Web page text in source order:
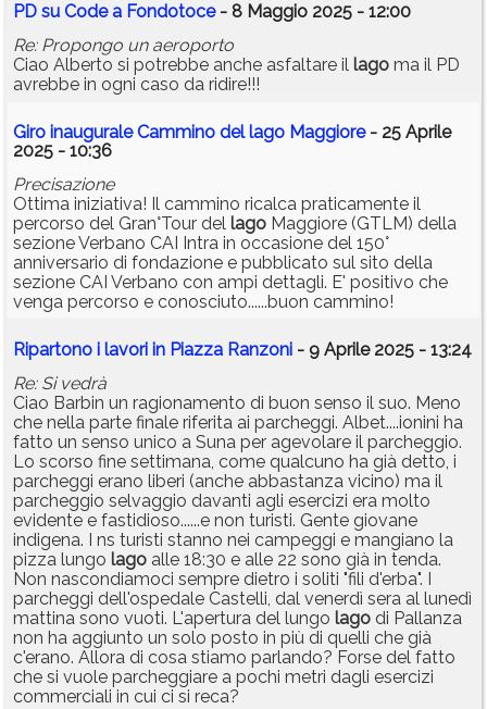
PD su Code a Fondotoce- 8 Maggio 2025 - 12:00
Re: Propongo un aeroporto
Ciao Alberto si potrebbe anche asfaltare il lago ma il PD
avrebbe in ogni caso da ridire!!!
Giro inaugurale Cammino del lago Maggiore- 25 Aprile
2025 - 10:36
Precisazione
Ottima iniziativa! Il cammino ricalca praticamente il
percorso del Gran°Tour del lago Maggiore (GTLM) della
sezione Verbano CAI Intra in occasione del 150°
anniversario di fondazione e pubblicato sul sito della
sezione CAI Verbano con ampi dettagli. E' positivo che
venga percorso e conosciuto......buon cammino!
Ripartono i lavori in Piazza Ranzoni - 9 Aprile 2025 - 13:24
Re: Si vedrà
Ciao Barbin un ragionamento di buon senso il suo. Meno
che nella parte finale riferita ai parcheggi. Albet....ionini ha
fatto un senso unico a Suna per agevolare il parcheggio.
Lo scorso fine settimana, come qualcuno ha già detto, i
parcheggi erano liberi (anche abbastanza vicino) ma il
parcheggio selvaggio davanti agli esercizi era molto
evidente e fastidioso......e non turisti. Gente giovane
indigena. I ns turisti stanno nei campeggi e mangiano la
pizza lungo lago alle 18:30 e alle 22 sono già in tenda.
Non nascondiamoci sempre dietro i soliti "fili d'erba". I
parcheggi dell'ospedale Castelli, dal venerdì sera al lunedì
mattina sono vuoti. L'apertura del lungo lago di Pallanza
non ha aggiunto un solo posto in più di quelli che già
c'erano. Allora di cosa stiamo parlando? Forse del fatto
che si vuole parcheggiare a pochi metri dagli esercizi
commerciali in cui ci si reca?